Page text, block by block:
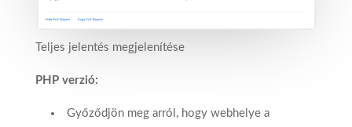
Teljes jelentés megjelenítése
PHP verzió:
Győződjön meg arról, hogy webhelye a